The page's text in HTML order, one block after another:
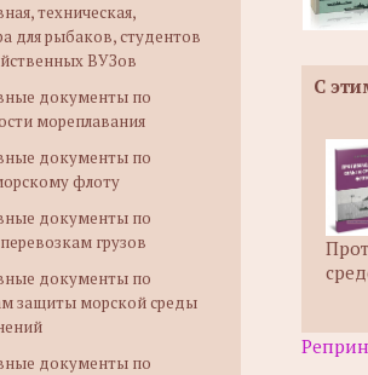
техническая,
для рыбаков, студентов
ВУЗов
документы по
мореплавания
документы по
флоту
документы по
грузов
документы по
защиты морской среды
документы по
С